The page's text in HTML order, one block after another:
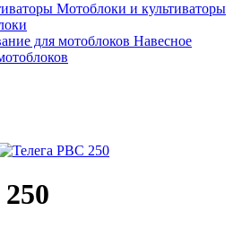
Мотоблоки и культиваторы
для мотоблоков Навесное